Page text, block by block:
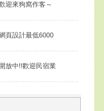
迎來狗窩作客～
頁設計最低6000
放中!!歡迎民宿業